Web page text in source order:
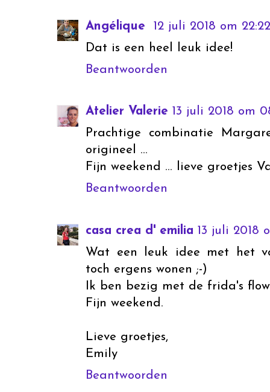
Angélique
12 juli 2018 om 22:22
Dat is een heel leuk idee!
Beantwoorden
Atelier Valerie 13 juli 2018 om
Prachtige combinatie
origineel ...
Fijn weekend ... lieve groetjes
Beantwoorden
casa crea d' emilia 13 juli 2018
Wat een leuk idee met het
toch ergens wonen ;-)
Ik ben bezig met de frida's
Fijn weekend.
Lieve groetjes,
Emily
Beantwoorden